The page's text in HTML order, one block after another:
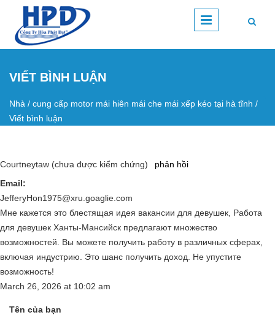
Nhảy đến nội dung
VIẾT BÌNH LUẬN
Bạn đang ở đây
Nhà / cung cấp motor mái hiên mái che mái xếp kéo tại hà tĩnh /
Viết bình luận
Courtneytaw (chưa được kiểm chứng)
phản hồi
Email:
JefferyHon1975@xru.goaglie.com
Мне кажется это блестящая идея вакансии для девушек, Работа
для девушек Ханты-Мансийск предлагают множество
возможностей. Вы можете получить работу в различных сферах,
включая индустрию. Это шанс получить доход. Не упустите
возможность!
March 26, 2026 at 10:02 am
Tên của bạn